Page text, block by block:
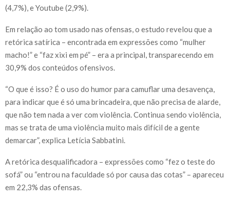
(4,7%), e Youtube (2,9%).
Em relação ao tom usado nas ofensas, o estudo revelou que a
retórica satírica – encontrada em expressões como “mulher
macho!” e “faz xixi em pé” – era a principal, transparecendo em
30,9% dos conteúdos ofensivos.
“O que é isso? É o uso do humor para camuflar uma desavença,
para indicar que é só uma brincadeira, que não precisa de alarde,
que não tem nada a ver com violência. Continua sendo violência,
mas se trata de uma violência muito mais difícil de a gente
demarcar”, explica Letícia Sabbatini.
A retórica desqualificadora – expressões como “fez o teste do
sofá” ou “entrou na faculdade só por causa das cotas” – apareceu
em 22,3% das ofensas.